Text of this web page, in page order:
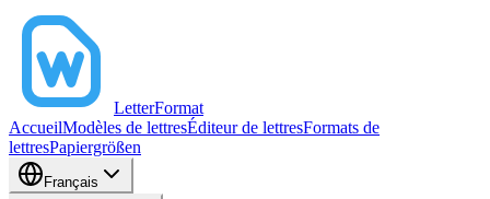
LetterFormat
AccueilModèles de lettresÉditeur de lettresFormats de
lettresPapiergrößen
Français